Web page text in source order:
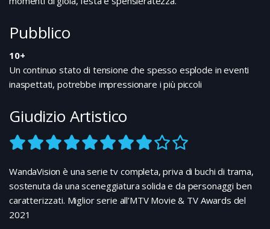
Pubblico
10+
Un continuo stato di tensione che spesso esplode in eventi
inaspettati, potrebbe impressionare i più piccoli
Giudizio Artistico
WandaVision è una serie tv completa, priva di buchi di trama,
sostenuta da una sceneggiatura solida e da personaggi ben
caratterizzati. Miglior serie all’MTV Movie & TV Awards del
2021